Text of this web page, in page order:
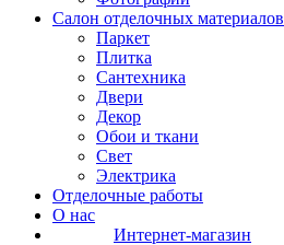
Салон отделочных материалов
Паркет
Плитка
Сантехника
Двери
Декор
Обои и ткани
Свет
Электрика
Отделочные работы
О нас
Интернет-магазин